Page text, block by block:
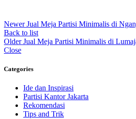
Newer Jual Meja Partisi Minimalis di
Back to list
Older Jual Meja Partisi Minimalis di
Close
Categories
Ide dan Inspirasi
Partisi Kantor Jakarta
Rekomendasi
Tips and Trik